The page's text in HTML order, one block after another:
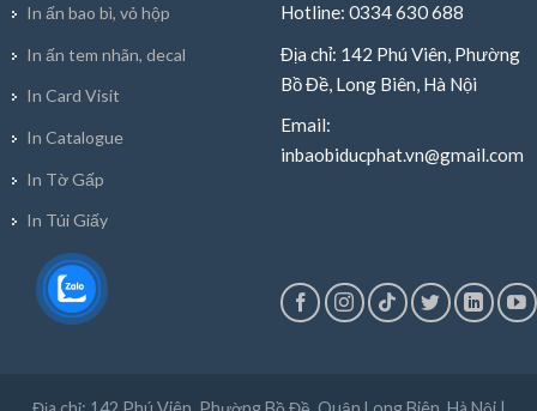
In ấn bao bì, vỏ hộp
In ấn tem nhãn, decal
In Card Visit
In Catalogue
In Tờ Gấp
In Túi Giấy
Hotline: 0334 630 688
Địa chỉ: 142 Phú Viên, Phường
Bồ Đề, Long Biên, Hà Nội
Email:
inbaobiducphat.vn@gmail.com